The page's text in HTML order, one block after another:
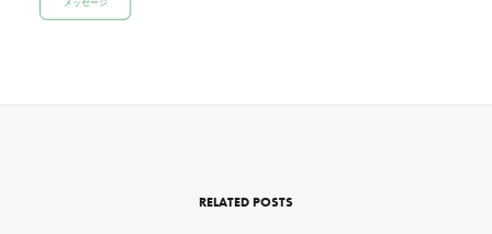
メッセージ
RELATED POSTS